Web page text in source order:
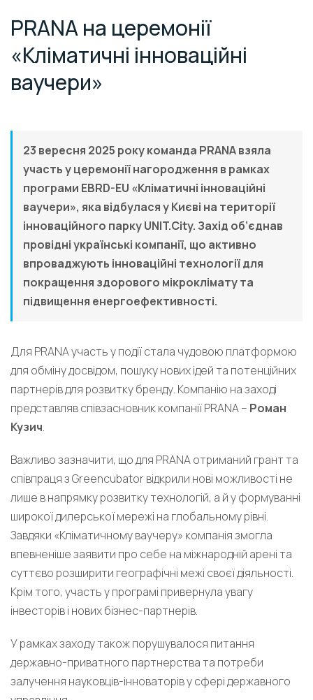
PRANA на церемонії
«Кліматичні інноваційні
ваучери»
23 вересня 2025 року команда PRANA взяла
участь у церемонії нагородження в рамках
програми EBRD-EU «Кліматичні інноваційні
ваучери», яка відбулася у Києві на території
інноваційного парку UNIT.City. Захід об’єднав
провідні українські компанії, що активно
впроваджують інноваційні технології для
покращення здорового мікроклімату та
підвищення енергоефективності.
Для PRANA участь у події стала чудовою платформою
для обміну досвідом, пошуку нових ідей та потенційних
партнерів для розвитку бренду. Компанію на заході
представляв співзасновник компанії PRANA – Роман
Кузич.
Важливо зазначити, що для PRANA отриманий грант та
співпраця з Greencubator відкрили нові можливості не
лише в напрямку розвитку технологій, а й у формуванні
широкої дилерської мережі на глобальному рівні.
Завдяки «Кліматичному ваучеру» компанія змогла
впевненіше заявити про себе на міжнародній арені та
суттєво розширити географічні межі своєї діяльності.
Крім того, участь у програмі привернула увагу
інвесторів і нових бізнес-партнерів.
У рамках заходу також порушувалося питання
державно-приватного партнерства та потреби
залучення науковців-інноваторів у сфері державного